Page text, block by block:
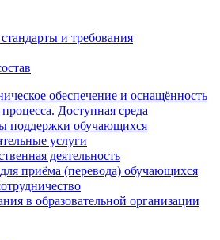
и требования
обеспечение и оснащённость
Доступная среда
поддержки обучающихся
услуги
деятельность
приёма (перевода) обучающихся
в образовательной организации